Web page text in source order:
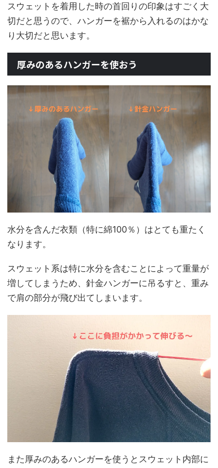
スウェットを着用した時の首回りの印象はすごく大
切だと思うので、ハンガーを裾から入れるのはかな
り大切だと思います。
厚みのあるハンガーを使おう
水分を含んだ衣類（特に綿100％）はとても重たく
なります。
スウェット系は特に水分を含むことによって重量が
増してしまうため、針金ハンガーに吊るすと、重み
で肩の部分が飛び出てしまいます。
また厚みのあるハンガーを使うとスウェット内部に